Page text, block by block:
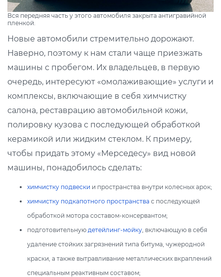
Вся передняя часть у этого автомобиля закрыта антигравийной
пленкой.
Новые автомобили стремительно дорожают.
Наверно, поэтому к нам стали чаще приезжать
машины с пробегом. Их владельцев, в первую
очередь, интересуют «омолаживающие» услуги и
комплексы, включающие в себя химчистку
салона, реставрацию автомобильной кожи,
полировку кузова с последующей обработкой
керамикой или жидким стеклом. К примеру,
чтобы придать этому «Мерседесу» вид новой
машины, понадобилось сделать:
химчистку подвески и пространства внутри колесных арок;
химчистку подкапотного пространства с последующей
обработкой мотора составом-консервантом;
подготовительную детейлинг-мойку , включающую в себя
удаление стойких загрязнений типа битума, чужеродной
краски, а также вытравливание металлических вкраплений
специальным реактивным составом;